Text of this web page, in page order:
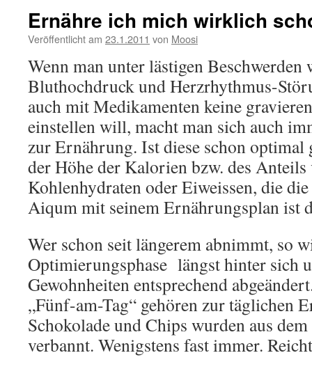
Ernähre ich mich wirklich
Veröffentlicht am 23.1.2011 von Moosi
Wenn man unter lästigen
Bluthochdruck und Herzrhythmus-
auch mit Medikamenten keine
einstellen will, macht man sich auch
zur Ernährung. Ist diese schon optimal
der Höhe der Kalorien bzw. des Anteils
Kohlenhydraten oder Eiweissen, die
Aiqum mit seinem Ernährungsplan ist
Wer schon seit längerem abnimmt, so
Optimierungsphase längst hinter sich
Gewohnheiten entsprechend
„Fünf-am-Tag“ gehören zur täglichen
Schokolade und Chips wurden aus
verbannt. Wenigstens fast immer.